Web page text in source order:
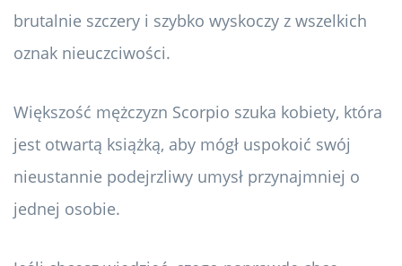
brutalnie szczery i szybko wyskoczy z wszelkich
oznak nieuczciwości.
Większość mężczyzn Scorpio szuka kobiety, która
jest otwartą książką, aby mógł uspokoić swój
nieustannie podejrzliwy umysł przynajmniej o
jednej osobie.